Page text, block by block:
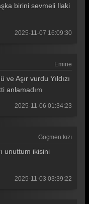
birini sevmeli Ilaki
2025-11-07 16:09:30
Emine
ve Aşır vurdu Yıldızı
anlamadım
2025-11-06 01:34:23
Göçmen kızı
unuttum ikisini
2025-11-03 03:39:22